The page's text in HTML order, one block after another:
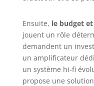
d'une
Ensuite, le budget
jouent un rôle
demandent un
un amplificateur
un système hi-fi
propose une